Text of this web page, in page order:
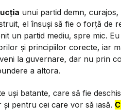
unui partid demn,
el însuși să fie o forță de
un partid mediu, spre mic.
și principiilor corecte, iar
la guvernare, dar nu prin
a altora.
uși batante, care să fie
pentru cei care vor să iasă.